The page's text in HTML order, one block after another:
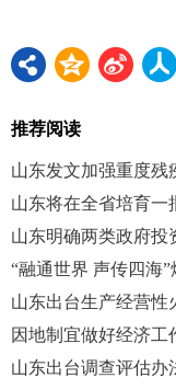
推荐阅读
山东发文加强重度残
山东将在全省培育一
山东明确两类政府投
“融通世界 声传四海
山东出台生产经营性
因地制宜做好经济
山东出台调查评估办